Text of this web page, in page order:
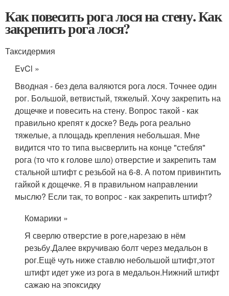
Как повесить рога лося на стену. Как
закрепить рога лося?
Таксидермия
EvCl »
Вводная - без дела валяются рога лося. Точнее один
рог. Большой, ветвистый, тяжелый. Хочу закрепить на
дощечке и повесить на стену. Вопрос такой - как
правильно крепят к доске? Ведь рога реально
тяжелые, а площадь крепления небольшая. Мне
видится что то типа высверлить на конце "стебля"
рога (то что к голове шло) отверстие и закрепить там
стальной штифт с резьбой на 6-8. А потом привинтить
гайкой к дощечке. Я в правильном направлении
мыслю? Если так, то вопрос - как закрепить штифт?
Комарики »
Я сверлю отверстие в роге,нарезаю в нём
резьбу.Далее вкручиваю болт через медальон в
рог.Ещё чуть ниже ставлю небольшой штифт,этот
штифт идет уже из рога в медальон.Нижний штифт
сажаю на эпоксидку